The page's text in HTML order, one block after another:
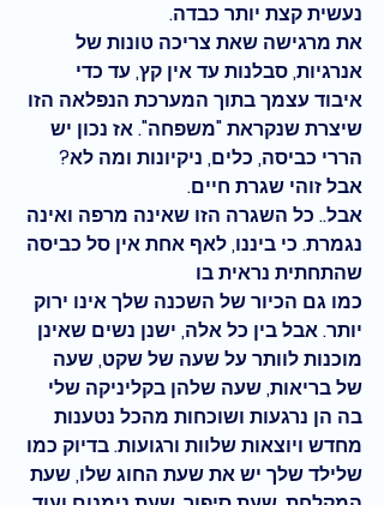
נעשית קצת יותר כבדה.
את מרגישה שאת צריכה טונות של
אנרגיות, סבלנות עד אין קץ, עד כדי
איבוד עצמך בתוך המערכת הנפלאה הזו
שיצרת שנקראת "משפחה". אז נכון יש
הררי כביסה, כלים, ניקיונות ומה לא?
אבל זוהי שגרת חיים.
אבל.. כל השגרה הזו שאינה מרפה ואינה
נגמרת. כי ביננו, לאף אחת אין סל כביסה
שהתחתית נראית בו
כמו גם הכיור של השכנה שלך אינו ירוק
יותר. אבל בין כל אלה, ישנן נשים שאינן
מוכנות לוותר על שעה של שקט, שעה
של בריאות, שעה שלהן בקליניקה שלי
בה הן נרגעות ושוכחות מהכל נטענות
מחדש ויוצאות שלוות ורגועות. בדיוק כמו
שלילד שלך יש את שעת החוג שלו, שעת